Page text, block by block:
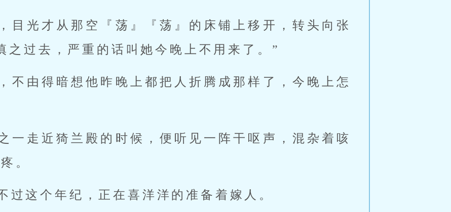
目光才从那空『荡』『荡』的床铺上移开，转头向张
之过去，严重的话叫她今晚上不用来了。”
不由得暗想他昨晚上都把人折腾成那样了，今晚上怎
一走近猗兰殿的时候，便听见一阵干呕声，混杂着咳
。
过这个年纪，正在喜洋洋的准备着嫁人。